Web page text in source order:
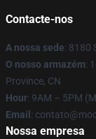
Contacte-nos
A nossa sede: 8180
O nosso armazém:
Province, CN
Hour: 9AM – 5PM
Email :
Nossa empresa